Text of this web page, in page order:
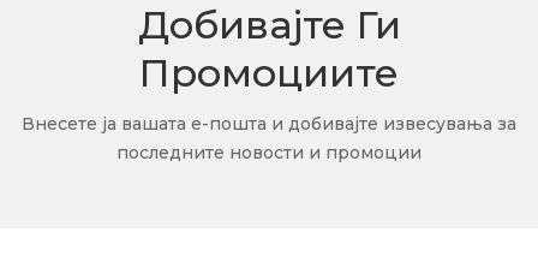
Добивајте Ги
Промоциите
Внесете ја вашата е-пошта и добивајте извесувања за
последните новости и промоции